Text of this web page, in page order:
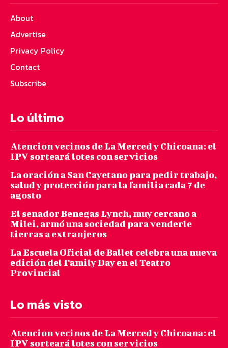
About
Advertise
Privacy Policy
Contact
Subscribe
Lo último
Atencion vecinos de La Merced y Chicoana: el
IPV sorteará lotes con servicios
La oración a San Cayetano para pedir trabajo,
salud y protección para la familia cada 7 de
agosto
El senador Benegas Lynch, muy cercano a
Milei, armó una sociedad para venderle
tierras a extranjeros
La Escuela Oficial de Ballet celebra una nueva
edición del Family Day en el Teatro
Provincial
Lo más visto
Atencion vecinos de La Merced y Chicoana: el
IPV sorteará lotes con servicios